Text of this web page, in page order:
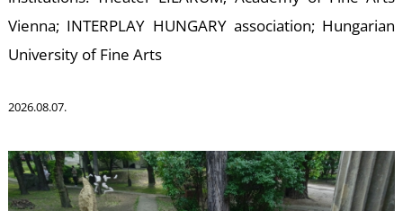
Vienna; INTERPLAY HUNGARY association; Hungarian
University of Fine Arts
2026.08.07.